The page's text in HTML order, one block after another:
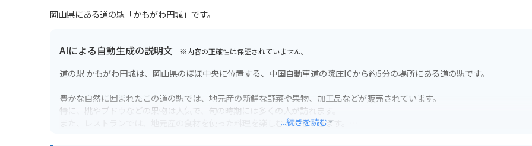
岡山県にある道の駅「かもがわ円城」です。
AIによる自動生成の説明文 ※内容の正確性は保証されていません。
道の駅 かもがわ円城は、岡山県のほぼ中央に位置する、中国自動車道の院庄ICから約5分の場所にある道の駅です。
豊かな自然に囲まれたこの道の駅では、地元産の新鮮な野菜や果物、加工品などが販売されています。
特に、桃やブドウなどの果物は人気で、旬の時期には多くの人が訪れます。
また、レストランでは、地元産の食材を使った料理を楽しむこともできます。
...続きを読む